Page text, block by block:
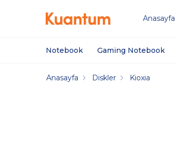
Anasayfa
Notebook Gaming Notebook
Anasayfa Diskler Kioxia